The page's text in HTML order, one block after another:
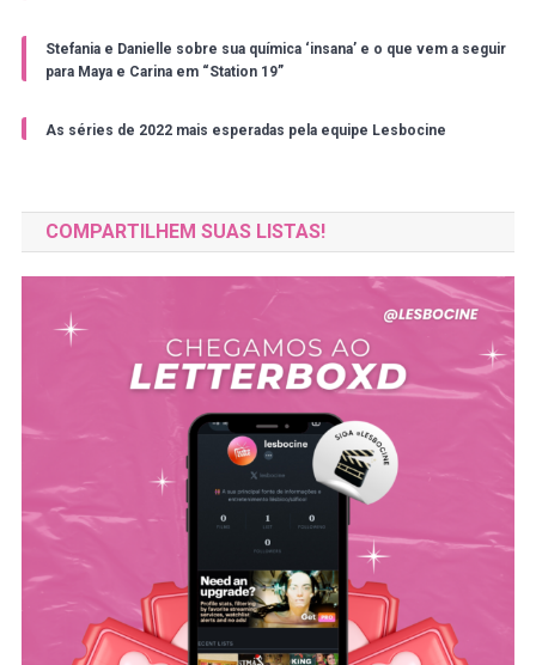
Stefania e Danielle sobre sua química ‘insana’ e o que vem a seguir
para Maya e Carina em “Station 19”
As séries de 2022 mais esperadas pela equipe Lesbocine
COMPARTILHEM SUAS LISTAS!